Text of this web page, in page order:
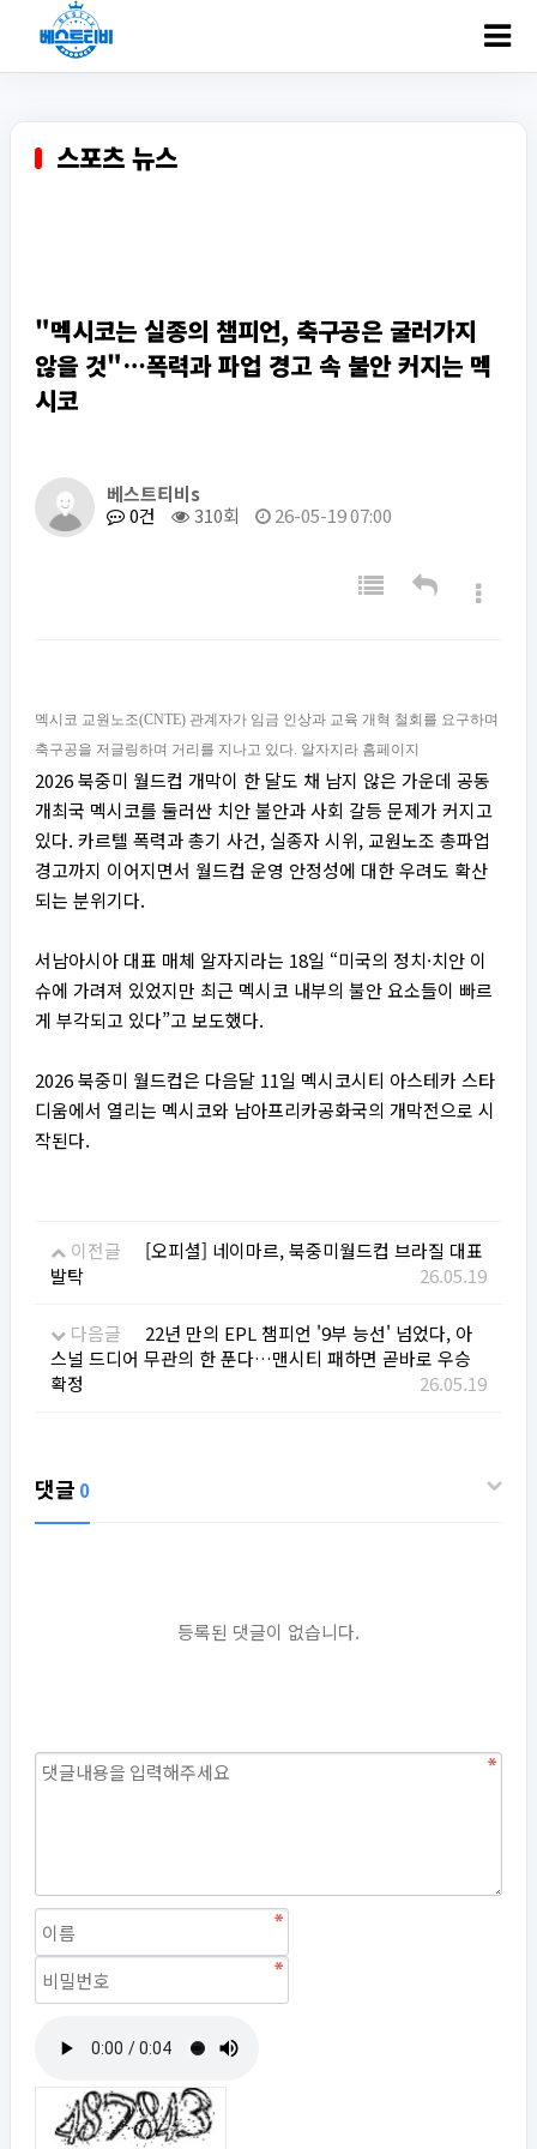
스포츠 뉴스
"멕시코는 실종의 챔피언, 축구공은 굴러가지
않을 것"…폭력과 파업 경고 속 불안 커지는 멕
시코
베스트티비s
0건
310회 26-05-19 07:00
멕시코 교원노조(CNTE) 관계자가 임금 인상과 교육 개혁 철회를 요구하며
축구공을 저글링하며 거리를 지나고 있다. 알자지라 홈페이지
2026 북중미 월드컵 개막이 한 달도 채 남지 않은 가운데 공동
개최국 멕시코를 둘러싼 치안 불안과 사회 갈등 문제가 커지고
있다. 카르텔 폭력과 총기 사건, 실종자 시위, 교원노조 총파업
경고까지 이어지면서 월드컵 운영 안정성에 대한 우려도 확산
되는 분위기다.
서남아시아 대표 매체 알자지라는 18일 “미국의 정치·치안 이
슈에 가려져 있었지만 최근 멕시코 내부의 불안 요소들이 빠르
게 부각되고 있다”고 보도했다.
2026 북중미 월드컵은 다음달 11일 멕시코시티 아스테카 스타
디움에서 열리는 멕시코와 남아프리카공화국의 개막전으로 시
작된다.
이전글
[오피셜] 네이마르, 북중미월드컵 브라질 대표
발탁
26.05.19
다음글
22년 만의 EPL 챔피언 '9부 능선' 넘었다, 아
스널 드디어 무관의 한 푼다…맨시티 패하면 곧바로 우승
확정
26.05.19
댓글 0
등록된 댓글이 없습니다.